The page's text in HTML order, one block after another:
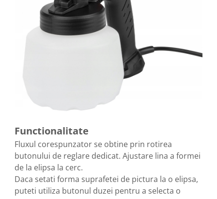
Functionalitate
Fluxul corespunzator se obtine prin rotirea
butonului de reglare dedicat. Ajustare lina a formei
de la elipsa la cerc.
Daca setati forma suprafetei de pictura la o elipsa,
puteti utiliza butonul duzei pentru a selecta o